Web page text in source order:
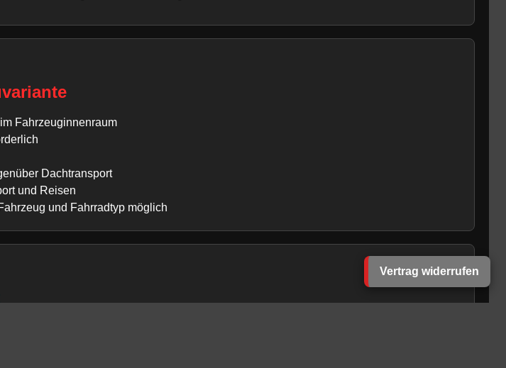
Fahrzeuginnenraum
Dachtransport
und Reisen
und Fahrradtyp möglich
Vertrag widerrufen